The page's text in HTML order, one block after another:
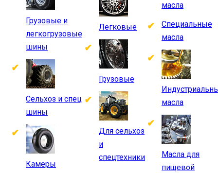
Грузовые и
легкогрузовые
шины
Сельхоз и спец
шины
Камеры
Легковые
Грузовые
Для сельхоз
и
спецтехники
масла
Специальные
масла
масла
Масла для
пищевой